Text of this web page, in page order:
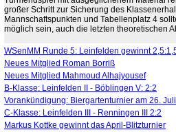
großer Schritt zur Sicherung des
Mannschaftspunkten und Tabellenplatz 4
möglich sein, auch die letzten theoretischen
WSenMM Runde 5: Leinfelden gewinnt
Neues Mitglied Roman Borriß
Neues Mitglied Mahmoud Alhajyousef
B-Klasse: Leinfelden II - Böblingen V: 2:2
Vorankündigung: Biergartenturnier am 26. Juli
C-Klasse: Leinfelden III - Renningen III 2:2
Markus Kottke gewinnt das April-Blitzturnier